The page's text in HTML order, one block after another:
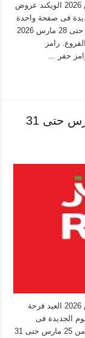
عروض رامز السعودية اليوم 26 مارس حتى 28 مارس 2026 الويكند عروض
فى صفحة واحدة
– عروض رامز السعودية 2026 – و ذلك من 26 مارس حتى 28 مارس 2026
رامز
رامز حفر …
عروض رامز السعودية اليوم 25 مارس حتى 31
عروض رامز السعودية اليوم 25 مارس حتى 31 مارس 2026 العيد فرحة
الجديدة فى
صفحة واحدة – عروض رامز السعودية 2026 – و ذلك من 25 مارس حتى 31